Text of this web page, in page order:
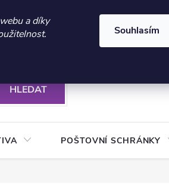
do 21.9.2026 ⏰ | Kód: LÉTO2026
a díky
Souhlasím
údajů
HLEDAT
POŠTOVNÍ SCHRÁNKY